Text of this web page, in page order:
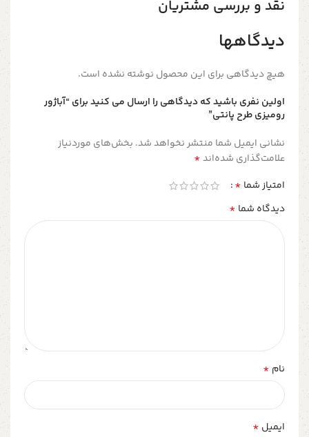
نقد و بررسی مشتریان
دیدگاهها
هیچ دیدگاهی برای این محصول نوشته نشده است.
اولین نفری باشید که دیدگاهی را ارسال می کنید برای “آباژور
رومیزی طرح پانتی”
نشانی ایمیل شما منتشر نخواهد شد. بخش‌های موردنیاز
علامت‌گذاری شده‌اند*
امتیاز شما *
دیدگاه شما *
نام *
ایمیل *